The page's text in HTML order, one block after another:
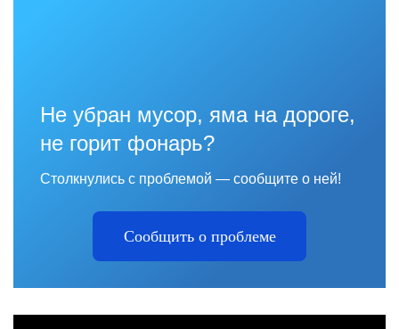
Не убран мусор, яма на дороге,
не горит фонарь?
Столкнулись с проблемой — сообщите о ней!
Сообщить о проблеме